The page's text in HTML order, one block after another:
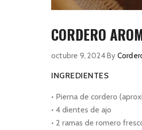
CORDERO
octubre 9, 2024By
INGREDIENTES
• Pierna de cordero
• 4 dientes de ajo
• 2 ramas de romero